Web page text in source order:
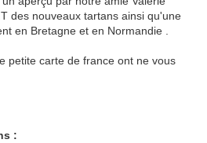
des nouveaux tartans ainsi qu'une
en Bretagne et en Normandie .
petite carte de france ont ne vous
: